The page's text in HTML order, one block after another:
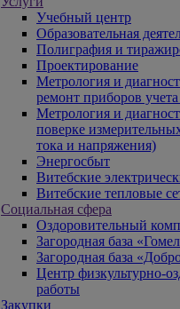
Учебный центр
Образовательная
Полиграфия и
Проектирование
Метрология и
ремонт приборов
Метрология и
поверке
тока и напряжения)
Энергосбыт
Витебские
Витебские тепловые
Социальная сфера
Оздоровительный
Загородная база
Загородная база
Центр физкультурно-
работы
Закупки